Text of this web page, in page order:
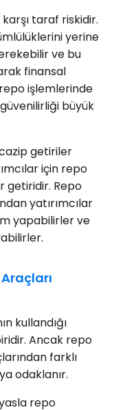
taraf riskidir.
yerine
ve bu
finansal
işlemlerinde
büyük
getiriler
için repo
getiridir. Repo
yatırımcılar
yapabilirler ve
kullandığı
Ancak repo
farklı
odaklanır.
repo